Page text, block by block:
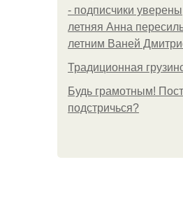
- подписчики
летняя Анна
летним Ваней
Традиционная
Будь грамотным!
подстричься?